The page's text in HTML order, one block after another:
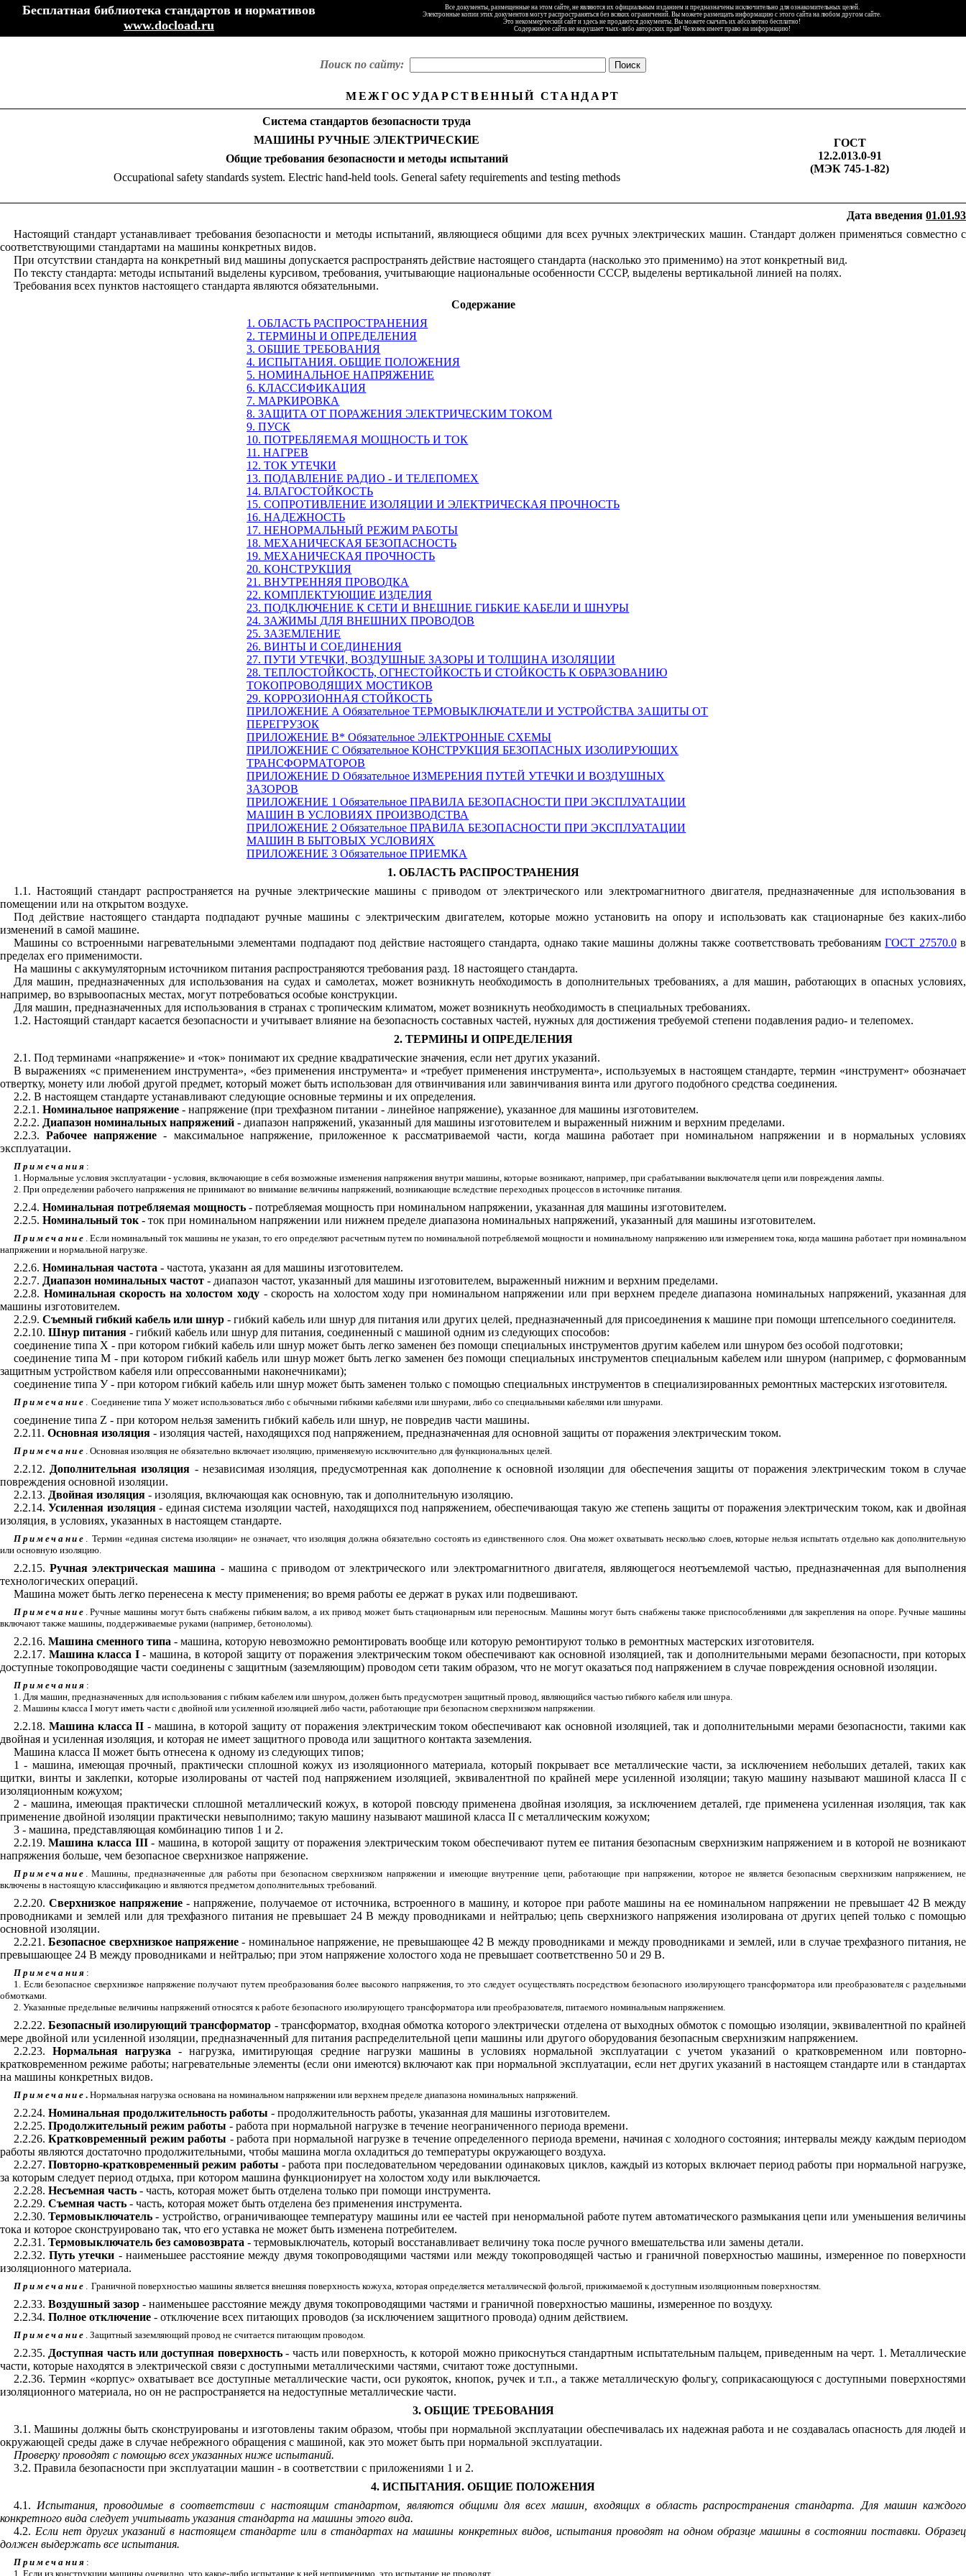
Бесплатная библиотека стандартов и нормативов
www.docload.ru
Все документы, размещенные на этом сайте, не являются их официальным изданием и предназначены исключительно для ознакомительных целей.
Электронные копии этих документов могут распространяться без всяких ограничений. Вы можете размещать информацию с этого сайта на любом другом сайте.
Это некоммерческий сайт и здесь не продаются документы. Вы можете скачать их абсолютно бесплатно!
Содержимое сайта не нарушает чьих-либо авторских прав! Человек имеет право на информацию!
Поиск по сайту:
МЕЖГОСУДАРСТВЕННЫЙ СТАНДАРТ
Система стандартов безопасности труда
МАШИНЫ РУЧНЫЕ ЭЛЕКТРИЧЕСКИЕ
Общие требования безопасности и методы испытаний
Occupational safety standards system. Electric hand-held tools. General safety requirements and testing methods
ГОСТ
12.2.013.0-91
(МЭК 745-1-82)
Дата введения 01.01.93
Настоящий стандарт устанавливает требования безопасности и методы испытаний, являющиеся общими для всех ручных электрических машин. Стандарт должен применяться совместно с
соответствующими стандартами на машины конкретных видов.
При отсутствии стандарта на конкретный вид машины допускается распространять действие настоящего стандарта (насколько это применимо) на этот конкретный вид.
По тексту стандарта: методы испытаний выделены курсивом, требования, учитывающие национальные особенности СССР, выделены вертикальной линией на полях.
Требования всех пунктов настоящего стандарта являются обязательными.
Содержание
1. ОБЛАСТЬ РАСПРОСТРАНЕНИЯ
2. ТЕРМИНЫ И ОПРЕДЕЛЕНИЯ
3. ОБЩИЕ ТРЕБОВАНИЯ
4. ИСПЫТАНИЯ. ОБЩИЕ ПОЛОЖЕНИЯ
5. НОМИНАЛЬНОЕ НАПРЯЖЕНИЕ
6. КЛАССИФИКАЦИЯ
7. МАРКИРОВКА
8. ЗАЩИТА ОТ ПОРАЖЕНИЯ ЭЛЕКТРИЧЕСКИМ ТОКОМ
9. ПУСК
10. ПОТРЕБЛЯЕМАЯ МОЩНОСТЬ И ТОК
11. НАГРЕВ
12. ТОК УТЕЧКИ
13. ПОДАВЛЕНИЕ РАДИО - И ТЕЛЕПОМЕХ
14. ВЛАГОСТОЙКОСТЬ
15. СОПРОТИВЛЕНИЕ ИЗОЛЯЦИИ И ЭЛЕКТРИЧЕСКАЯ ПРОЧНОСТЬ
16. НАДЕЖНОСТЬ
17. НЕНОРМАЛЬНЫЙ РЕЖИМ РАБОТЫ
18. МЕХАНИЧЕСКАЯ БЕЗОПАСНОСТЬ
19. МЕХАНИЧЕСКАЯ ПРОЧНОСТЬ
20. КОНСТРУКЦИЯ
21. ВНУТРЕННЯЯ ПРОВОДКА
22. КОМПЛЕКТУЮЩИЕ ИЗДЕЛИЯ
23. ПОДКЛЮЧЕНИЕ К СЕТИ И ВНЕШНИЕ ГИБКИЕ КАБЕЛИ И ШНУРЫ
24. ЗАЖИМЫ ДЛЯ ВНЕШНИХ ПРОВОДОВ
25. ЗАЗЕМЛЕНИЕ
26. ВИНТЫ И СОЕДИНЕНИЯ
27. ПУТИ УТЕЧКИ, ВОЗДУШНЫЕ ЗАЗОРЫ И ТОЛЩИНА ИЗОЛЯЦИИ
28. ТЕПЛОСТОЙКОСТЬ, ОГНЕСТОЙКОСТЬ И СТОЙКОСТЬ К ОБРАЗОВАНИЮ
ТОКОПРОВОДЯЩИХ МОСТИКОВ
29. КОРРОЗИОННАЯ СТОЙКОСТЬ
ПРИЛОЖЕНИЕ A Обязательное ТЕРМОВЫКЛЮЧАТЕЛИ И УСТРОЙСТВА ЗАЩИТЫ ОТ
ПЕРЕГРУЗОК
ПРИЛОЖЕНИЕB* Обязательное ЭЛЕКТРОННЫЕ СХЕМЫ
ПРИЛОЖЕНИЕC Обязательное КОНСТРУКЦИЯ БЕЗОПАСНЫХ ИЗОЛИРУЮЩИХ
ТРАНСФОРМАТОРОВ
ПРИЛОЖЕНИЕDОбязательное ИЗМЕРЕНИЯ ПУТЕЙ УТЕЧКИ И ВОЗДУШНЫХ
ЗАЗОРОВ
ПРИЛОЖЕНИЕ 1 Обязательное ПРАВИЛА БЕЗОПАСНОСТИ ПРИ ЭКСПЛУАТАЦИИ
МАШИН В УСЛОВИЯХ ПРОИЗВОДСТВА
ПРИЛОЖЕНИЕ 2 Обязательное ПРАВИЛА БЕЗОПАСНОСТИ ПРИ ЭКСПЛУАТАЦИИ
МАШИН В БЫТОВЫХ УСЛОВИЯХ
ПРИЛОЖЕНИЕ 3 Обязательное ПРИЕМКА
1. ОБЛАСТЬ РАСПРОСТРАНЕНИЯ
1.1. Настоящий стандарт распространяется на ручные электрические машины с приводом от электрического или электромагнитного двигателя, предназначенные для использования в
помещении или на открытом воздухе.
Под действие настоящего стандарта подпадают ручные машины с электрическим двигателем, которые можно установить на опору и использовать как стационарные без каких-либо
изменений в самой машине.
Машины со встроенными нагревательными элементами подпадают под действие настоящего стандарта, однако такие машины должны также соответствовать требованиямГОСТ 27570.0в
пределах его применимости.
На машины с аккумуляторным источником питания распространяются требования разд. 18 настоящего стандарта.
Для машин, предназначенных для использования на судах и самолетах, может возникнуть необходимость в дополнительных требованиях, а для машин, работающих в опасных условиях,
например, во взрывоопасных местах, могут потребоваться особые конструкции.
Для машин, предназначенных для использования в странах с тропическим климатом, может возникнуть необходимость в специальных требованиях.
1.2. Настоящий стандарт касается безопасности и учитывает влияние на безопасность составных частей, нужных для достижения требуемой степени подавления радио- и телепомех.
2. ТЕРМИНЫ И ОПРЕДЕЛЕНИЯ
2.1. Под терминами «напряжение» и «ток» понимают их средние квадратические значения, если нет других указаний.
В выражениях «с применением инструмента», «без применения инструмента» и «требует применения инструмента», используемых в настоящем стандарте, термин «инструмент» обозначает
отвертку, монету или любой другой предмет, который может быть использован для отвинчивания или завинчивания винта или другого подобного средства соединения.
2.2. В настоящем стандарте устанавливают следующие основные термины и их определения.
2.2.1. Номинальное напряжение- напряжение (при трехфазном питании - линейное напряжение), указанное для машины изготовителем.
2.2.2. Диапазон номинальных напряжений - диапазон напряжений, указанный для машины изготовителем и выраженный нижним и верхним пределами.
2.2.3.Рабочее напряжение - максимальное напряжение, приложенное к рассматриваемой части, когда машина работает при номинальном напряжении и в нормальных условиях
эксплуатации.
Примечания :
1. Нормальные условия эксплуатации - условия, включающие в себя возможные изменения напряжения внутри машины, которые возникают, например, при срабатывании выключателя цепи или повреждения лампы.
2. При определении рабочего напряжения не принимают во внимание величины напряжений, возникающие вследствие переходных процессов в источнике питания.
2.2.4. Номинальная потребляемая мощность - потребляемая мощность при номинальном напряжении, указанная для машины изготовителем.
2.2.5. Номинальный ток - ток при номинальном напряжении или нижнем пределе диапазона номинальных напряжений, указанный для машины изготовителем.
Примечание . Если номинальный ток машины не указан, то его определяют расчетным путем по номинальной потребляемой мощности и номинальному напряжению или измерением тока, когда машина работает при номинальном
напряжении и нормальной нагрузке.
2.2.6. Номинальная частота - частота, указанн ая для машины изготовителем.
2.2.7. Диапазон номинальных частот - диапазон частот, указанный для машины изготовителем, выраженный нижним и верхним пределами.
2.2.8. Номинальная скорость на холостом ходу - скорость на холостом ходу при номинальном напряжении или при верхнем пределе диапазона номинальных напряжений, указанная для
машины изготовителем.
2.2.9. Съемный гибкий кабель или шнур - гибкий кабель или шнур для питания или других целей, предназначенный для присоединения к машине при помощи штепсельного соединителя.
2.2.10. Шнур питания - гибкий кабель или шнур для питания, соединенный с машиной одним из следующих способов:
соединение типа X - при котором гибкий кабель или шнур может быть легко заменен без помощи специальных инструментов другим кабелем или шнуром без особой подготовки;
соединение типа М - при котором гибкий кабель или шнур может быть легко заменен без помощи специальных инструментов специальным кабелем или шнуром (например, с формованным
защитным устройством кабеля или опрессованными наконечниками);
соединение типа У - при котором гибкий кабель или шнур может быть заменен только с помощью специальных инструментов в специализированных ремонтных мастерских изготовителя.
Примечание . Соединение типа У может использоваться либо с обычными гибкими кабелями или шнурами, либо со специальными кабелями или шнурами.
соединение типа Z - при котором нельзя заменить гибкий кабель или шнур, не повредив части машины.
2.2.11. Основная изоляция - изоляция частей, находящихся под напряжением, предназначенная для основной защиты от поражения электрическим током.
Примечание . Основная изоляция не обязательно включает изоляцию, применяемую исключительно для функциональных целей.
2.2.12. Дополнительная изоляция - независимая изоляция, предусмотренная как дополнение к основной изоляции для обеспечения защиты от поражения электрическим током в случае
повреждения основной изоляции.
2.2.13. Двойная изоляция - изоляция, включающая как основную, так и дополнительную изоляцию.
2.2.14.Усиленная изоляция - единая система изоляции частей, находящихся под напряжением, обеспечивающая такую же степень защиты от поражения электрическим током, как и двойная
изоляция, в условиях, указанных в настоящем стандарте.
Примечание . Термин «единая система изоляции» не означает, что изоляция должна обязательно состоять из единственного слоя. Она может охватывать несколько слоев, которые нельзя испытать отдельно как дополнительную
или основную изоляцию.
2.2.15.Ручная электрическая машина - машина с приводом от электрического или электромагнитного двигателя, являющегося неотъемлемой частью, предназначенная для выполнения
технологических операций.
Машина может быть легко перенесена к месту применения; во время работы ее держат в руках или подвешивают.
Примечание . Ручные машины могут быть снабжены гибким валом, а их привод может быть стационарным или переносным. Машины могут быть снабжены также приспособлениями для закрепления на опоре. Ручные машины
включают также машины, поддерживаемые руками (например, бетоноломы).
2.2.16. Машина сменного типа - машина, которую невозможно ремонтировать вообще или которую ремонтируют только в ремонтных мастерских изготовителя.
2.2.17. Машина класса I - машина, в которой защиту от поражения электрическим током обеспечивают как основной изоляцией, так и дополнительными мерами безопасности, при которых
доступные токопроводящие части соединены с защитным (заземляющим) проводом сети таким образом, что не могут оказаться под напряжением в случае повреждения основной изоляции.
Примечания :
1. Для машин, предназначенных для использования с гибким кабелем или шнуром, должен быть предусмотрен защитный провод, являющийся частью гибкого кабеля или шнура.
2. Машины класса Iмогут иметь части с двойной или усиленной изоляцией либо части, работающие при безопасном сверхнизком напряжении.
2.2.18. Машина классаII - машина, в которой защиту от поражения электрическим током обеспечивают как основной изоляцией, так и дополнительными мерами безопасности, такими как
двойная и усиленная изоляция, и которая не имеет защитного провода или защитного контакта заземления.
Машина класса IIможет быть отнесена к одному из следующих типов;
1 - машина, имеющая прочный, практически сплошной кожух из изоляционного материала, который покрывает все металлические части, за исключением небольших деталей, таких как
щитки, винты и заклепки, которые изолированы от частей под напряжением изоляцией, эквивалентной по крайней мере усиленной изоляции; такую машину называют машиной классаII с
изоляционным кожухом;
2 - машина, имеющая практически сплошной металлический кожух, в которой повсюду применена двойная изоляция, за исключением деталей, где применена усиленная изоляция, так как
применение двойной изоляции практически невыполнимо; такую машину называют машиной класса II с металлическим кожухом;
3 - машина, представляющая комбинацию типов 1 и 2.
2.2.19.Машина класса III - машина, в которой защиту от поражения электрическим током обеспечивают путем ее питания безопасным сверхнизким напряжением и в которой не возникают
напряжения больше, чем безопасное сверхнизкое напряжение.
Примечание . Машины, предназначенные для работы при безопасном сверхнизком напряжении и имеющие внутренние цепи, работающие при напряжении, которое не является безопасным сверхнизким напряжением, не
включены в настоящую классификацию и являются предметом дополнительных требований.
2.2.20.Сверхнизкое напряжение - напряжение, получаемое от источника, встроенного в машину, и которое при работе машины на ее номинальном напряжении не превышает 42 B между
проводниками и землей или для трехфазного питания не превышает 24B между проводниками и нейтралью; цепь сверхнизкого напряжения изолирована от других цепей только с помощью
основной изоляции.
2.2.21.Безопасное сверхнизкое напряжение - номинальное напряжение, не превышающее 42B между проводниками и между проводниками и землей, или в случае трехфазного питания, не
превышающее 24 B между проводниками и нейтралью; при этом напряжение холостого хода не превышает соответственно 50 и 29 В.
Примечания :
1. Если безопасное сверхнизкое напряжение получают путем преобразования более высокого напряжения, то это следует осуществлять посредством безопасного изолирующего трансформатора или преобразователя с раздельными
обмотками.
2. Указанные предельные величины напряжений относятся к работе безопасного изолирующего трансформатора или преобразователя, питаемого номинальным напряжением.
2.2.22.Безопасный изолирующий трансформатор - трансформатор, входная обмотка которого электрически отделена от выходных обмоток с помощью изоляции, эквивалентной по крайней
мере двойной или усиленной изоляции, предназначенный для питания распределительной цепи машины или другого оборудования безопасным сверхнизким напряжением.
2.2.23.Нормальная нагрузка
- нагрузка, имитирующая средние нагрузки машины в условиях нормальной эксплуатации с учетом указаний о кратковременном или повторно-
кратковременном режиме работы; нагревательные элементы (если они имеются) включают как при нормальной эксплуатации, если нет других указаний в настоящем стандарте или в стандартах
на машины конкретных видов.
Примечание .Нормальная нагрузка основана на номинальном напряжении или верхнем пределе диапазона номинальных напряжений.
2.2.24. Номинальная продолжительность работы - продолжительность работы, указанная для машины изготовителем.
2.2.25. Продолжительный режим работы - работа при нормальной нагрузке в течение неограниченного периода времени.
2.2.26.Кратковременный режим работы - работа при нормальной нагрузке в течение определенного периода времени, начиная с холодного состояния; интервалы между каждым периодом
работы являются достаточно продолжительными, чтобы машина могла охладиться до температуры окружающего воздуха.
2.2.27.Повторно-кратковременный режим работы - работа при последовательном чередовании одинаковых циклов, каждый из которых включает период работы при нормальной нагрузке,
за которым следует период отдыха, при котором машина функционирует на холостом ходу или выключается.
2.2.28. Несъемная часть - часть, которая может быть отделена только при помощи инструмента.
2.2.29. Съемная часть - часть, которая может быть отделена без применения инструмента.
2.2.30.Термовыключатель - устройство, ограничивающее температуру машины или ее частей при ненормальной работе путем автоматического размыкания цепи или уменьшения величины
тока и которое сконструировано так, что его уставка не может быть изменена потребителем.
2.2.31. Термовыключатель без самовозврата - термовыключатель, который восстанавливает величину тока после ручного вмешательства или замены детали.
2.2.32.Путь утечки - наименьшее расстояние между двумя токопроводящими частями или между токопроводящей частью и граничной поверхностью машины, измеренное по поверхности
изоляционного материала.
Примечание . Граничной поверхностью машины является внешняя поверхность кожуха, которая определяется металлической фольгой, прижимаемой к доступным изоляционным поверхностям.
2.2.33. Воздушный зазор - наименьшее расстояние между двумя токопроводящими частями и граничной поверхностью машины, измеренное по воздуху.
2.2.34. Полное отключение - отключение всех питающих проводов (за исключением защитного провода) одним действием.
Примечание . Защитный заземляющий провод не считается питающим проводом.
2.2.35. Доступная часть или доступная поверхность - часть или поверхность, к которой можно прикоснуться стандартным испытательным пальцем, приведенным на черт. 1. Металлические
части, которые находятся в электрической связи с доступными металлическими частями, считают тоже доступными.
2.2.36. Термин «корпус» охватывает все доступные металлические части, оси рукояток, кнопок, ручек и т.п., а также металлическую фольгу, соприкасающуюся с доступными поверхностями
изоляционного материала, но он не распространяется на недоступные металлические части.
3. ОБЩИЕ ТРЕБОВАНИЯ
3.1. Машины должны быть сконструированы и изготовлены таким образом, чтобы при нормальной эксплуатации обеспечивалась их надежная работа и не создавалась опасность для людей и
окружающей среды даже в случае небрежного обращения с машиной, как это может быть при нормальной эксплуатации.
Проверку проводят с помощью всех указанных ниже испытаний.
3.2. Правила безопасности при эксплуатации машин - в соответствии с приложениями 1 и 2.
4. ИСПЫТАНИЯ. ОБЩИЕ ПОЛОЖЕНИЯ
4.1. Испытания, проводимые в соответствии с настоящим стандартом, являются общими для всех машин, входящих в область распространения стандарта. Для машин каждого
конкретного вида следует учитывать указания стандарта на машины этого вида.
4.2. Если нет других указаний в настоящем стандарте или в стандартах на машины конкретных видов, испытания проводят на одном образце машины в состоянии поставки. Образец
должен выдержать все испытания.
Примечания :
1. Если из конструкции машины очевидно, что какое-либо испытание к ней неприменимо, это испытание не проводят.